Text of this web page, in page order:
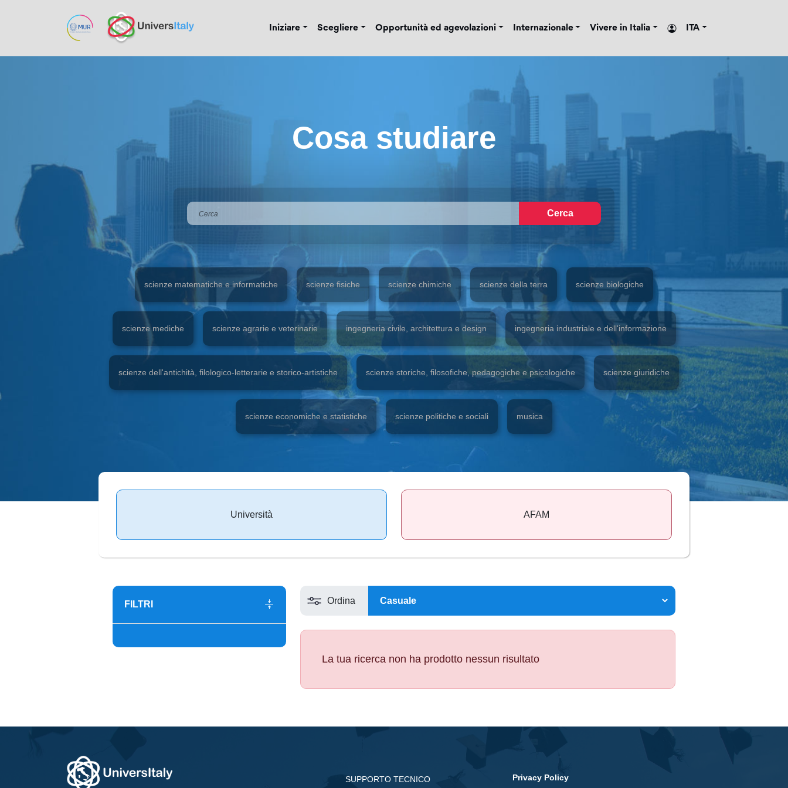
Iniziare Scegliere Opportunità ed agevolazioni Internazionale Vivere in Italia ITA
Cosa studiare
Cerca
scienze matematiche e informatiche scienze fisiche scienze chimiche scienze della terra scienze biologiche
scienze mediche scienze agrarie e veterinarie ingegneria civile, architettura e design ingegneria industriale e dell'informazione
scienze dell'antichità, filologico-letterarie e storico-artistiche scienze storiche, filosofiche, pedagogiche e psicologiche scienze giuridiche
scienze economiche e statistiche scienze politiche e sociali musica
Università AFAM
FILTRI Ordina
La tua ricerca non ha prodotto nessun risultato
SUPPORTO TECNICO Privacy Policy